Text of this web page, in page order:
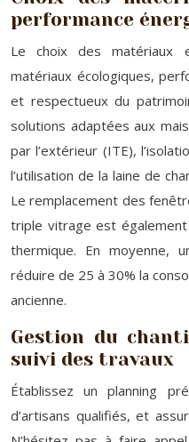
performance
Le choix des matériaux
matériaux écologiques,
et respectueux du
solutions adaptées aux
par l’extérieur (ITE),
l’utilisation de la laine de
Le remplacement des
triple vitrage est également
thermique. En moyenne,
réduire de 25 à 30% la
ancienne.
Gestion du
suivi des travaux
Établissez un planning
d’artisans qualifiés, et